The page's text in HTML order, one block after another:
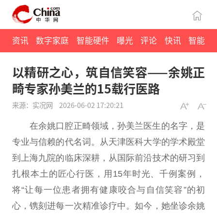
资讯 数字家庭 智能硬件 曝光 评论 快讯 智能
以精研之心，筑自信笑容——余姚正
畸专家孙美兰的15载行医路
来源：实况网 2026-06-02 17:20:21
在余姚口腔正畸领域，孙美兰医生的名字，是
专业与信赖的代名词。从天津医科大学的学术殿堂
到上海九院的临床深耕，从国际前沿技术的研习到
扎根本土的匠心行医，用15年时光、千例案例，
将“让每一位患者拥有健康咬合与自信笑容”的初
心 ，镌刻进每一次精准诊疗中。如今，她坐诊余姚